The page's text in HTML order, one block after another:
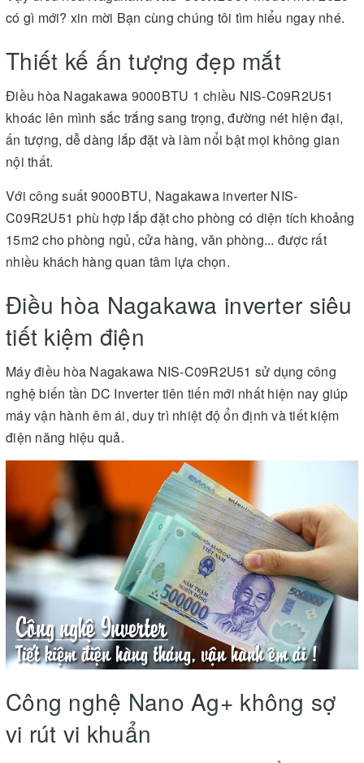
có gì mới? xin mời Bạn cùng chúng tôi tìm hiểu ngay nhé.
Thiết kế ấn tượng đẹp mắt
Điều hòa Nagakawa 9000BTU 1 chiều NIS-C09R2U51
khoác lên mình sắc trắng sang trọng, đường nét hiện đại,
ấn tượng, dễ dàng lắp đặt và làm nổi bật mọi không gian
nội thất.
Với công suất 9000BTU, Nagakawa inverter NIS-
C09R2U51 phù hợp lắp đặt cho phòng có diện tích khoảng
15m2 cho phòng ngủ, cửa hàng, văn phòng... được rất
nhiều khách hàng quan tâm lựa chọn.
Điều hòa Nagakawa inverter siêu
tiết kiệm điện
Máy điều hòa Nagakawa NIS-C09R2U51 sử dụng công
nghệ biến tần DC Inverter tiên tiến mới nhất hiện nay giúp
máy vận hành êm ái, duy trì nhiệt độ ổn định và tiết kiệm
điện năng hiệu quả.
Công nghệ Nano Ag+ không sợ
vi rút vi khuẩn